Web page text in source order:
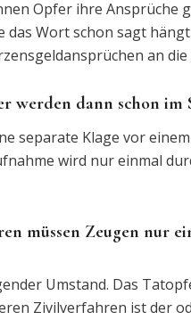
Opfer ihre Ansprüche
Wort schon sagt
an die
werden dann schon
separate Klage vor
wird nur einmal
müssen Zeugen nur
Umstand. Das
Zivilverfahren ist der